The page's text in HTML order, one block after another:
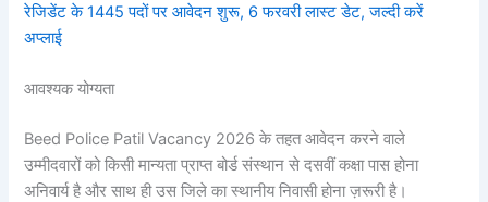
रेजिडेंट के 1445 पदों पर आवेदन शुरू, 6 फरवरी लास्ट डेट, जल्दी करें
अप्लाई
आवश्यक योग्यता
Beed Police Patil Vacancy 2026 के तहत आवेदन करने वाले
उम्मीदवारों को किसी मान्यता प्राप्त बोर्ड संस्थान से दसवीं कक्षा पास होना
अनिवार्य है और साथ ही उस जिले का स्थानीय निवासी होना ज़रूरी है।